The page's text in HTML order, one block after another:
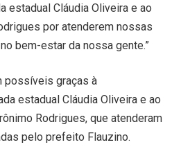
estadual Cláudia Oliveira e ao
por atenderem nossas
bem-estar da nossa gente.”
possíveis graças à
estadual Cláudia Oliveira e ao
Rodrigues, que atenderam
pelo prefeito Flauzino.